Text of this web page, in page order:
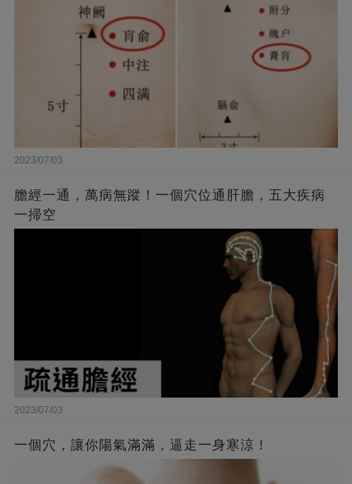
2023/07/03
膽經一通，萬病無蹤！一個穴位通肝膽，五大疾病
一掃空
2023/07/03
一個穴，讓你陽氣滿滿，逼走一身寒涼！